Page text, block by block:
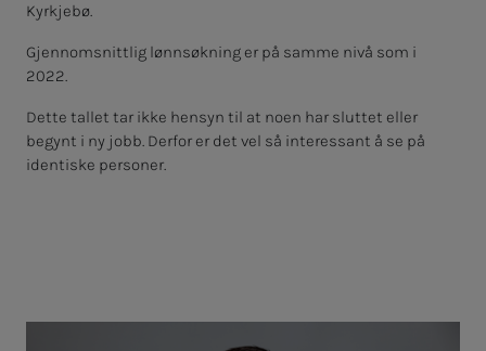
Kyrkjebø.
Gjennomsnittlig lønnsøkning er på samme nivå som i
2022.
Dette tallet tar ikke hensyn til at noen har sluttet eller
begynt i ny jobb. Derfor er det vel så interessant å se på
identiske personer.